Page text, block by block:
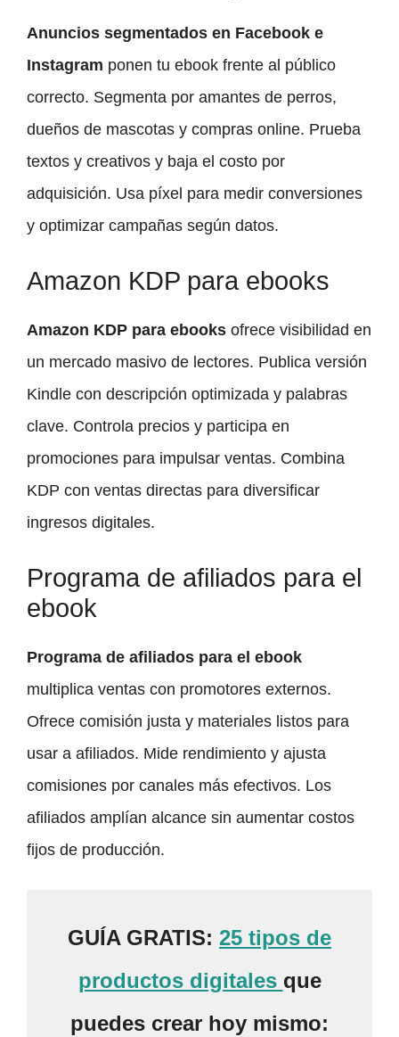
Anuncios segmentados en Facebook e
Instagram ponen tu ebook frente al público
correcto. Segmenta por amantes de perros,
dueños de mascotas y compras online. Prueba
textos y creativos y baja el costo por
adquisición. Usa píxel para medir conversiones
y optimizar campañas según datos.
Amazon KDP para ebooks
Amazon KDP para ebooks ofrece visibilidad en
un mercado masivo de lectores. Publica versión
Kindle con descripción optimizada y palabras
clave. Controla precios y participa en
promociones para impulsar ventas. Combina
KDP con ventas directas para diversificar
ingresos digitales.
Programa de afiliados para el
ebook
Programa de afiliados para el ebook
multiplica ventas con promotores externos.
Ofrece comisión justa y materiales listos para
usar a afiliados. Mide rendimiento y ajusta
comisiones por canales más efectivos. Los
afiliados amplían alcance sin aumentar costos
fijos de producción.
GUÍA GRATIS: 25 tipos de
productos digitales que
puedes crear hoy mismo: